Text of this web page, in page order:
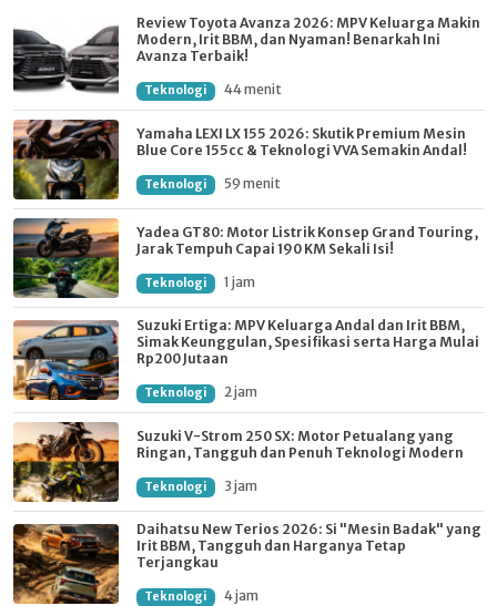
Review Toyota Avanza 2026: MPV Keluarga Makin
Modern, Irit BBM, dan Nyaman! Benarkah Ini
Avanza Terbaik!
Teknologi 44 menit
Yamaha LEXI LX 155 2026: Skutik Premium Mesin
Blue Core 155cc & Teknologi VVA Semakin Andal!
Teknologi 59 menit
Yadea GT80: Motor Listrik Konsep Grand Touring,
Jarak Tempuh Capai 190 KM Sekali Isi!
Teknologi 1 jam
Suzuki Ertiga: MPV Keluarga Andal dan Irit BBM,
Simak Keunggulan, Spesifikasi serta Harga Mulai
Rp200 Jutaan
Teknologi 2 jam
Suzuki V-Strom 250 SX: Motor Petualang yang
Ringan, Tangguh dan Penuh Teknologi Modern
Teknologi 3 jam
Daihatsu New Terios 2026: Si "Mesin Badak" yang
Irit BBM, Tangguh dan Harganya Tetap
Terjangkau
Teknologi 4 jam